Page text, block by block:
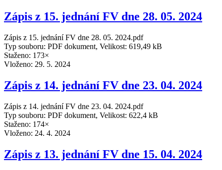
Zápis z 15. jednání FV dne 28. 05. 2024
Zápis z 15. jednání FV dne 28. 05. 2024.pdf
Typ souboru: PDF dokument, Velikost: 619,49 kB
Staženo: 173×
Vloženo: 29. 5. 2024
Zápis z 14. jednání FV dne 23. 04. 2024
Zápis z 14. jednání FV dne 23. 04. 2024.pdf
Typ souboru: PDF dokument, Velikost: 622,4 kB
Staženo: 174×
Vloženo: 24. 4. 2024
Zápis z 13. jednání FV dne 15. 04. 2024